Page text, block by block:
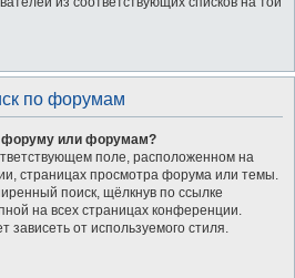
по форумам
форуму или форумам?
поле, расположенном на
страницах просмотра форума или темы.
поиск, щёлкнув по ссылке
на всех страницах конференции.
зависеть от используемого стиля.